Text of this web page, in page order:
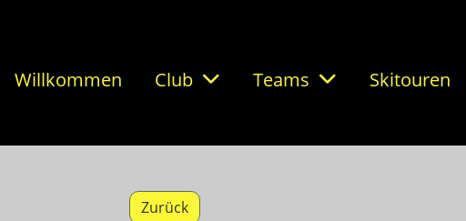
Willkommen Club Teams Skitouren
Zurück